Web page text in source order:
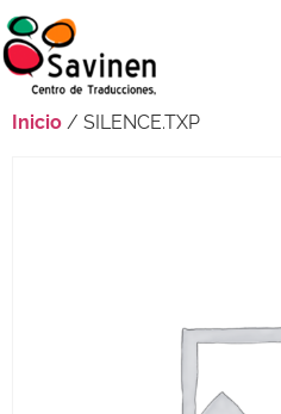
Inicio / SILENCE.TXP